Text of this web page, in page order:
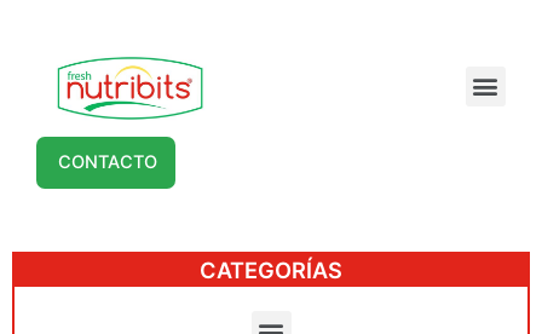
CONTACTO
CATEGORÍAS